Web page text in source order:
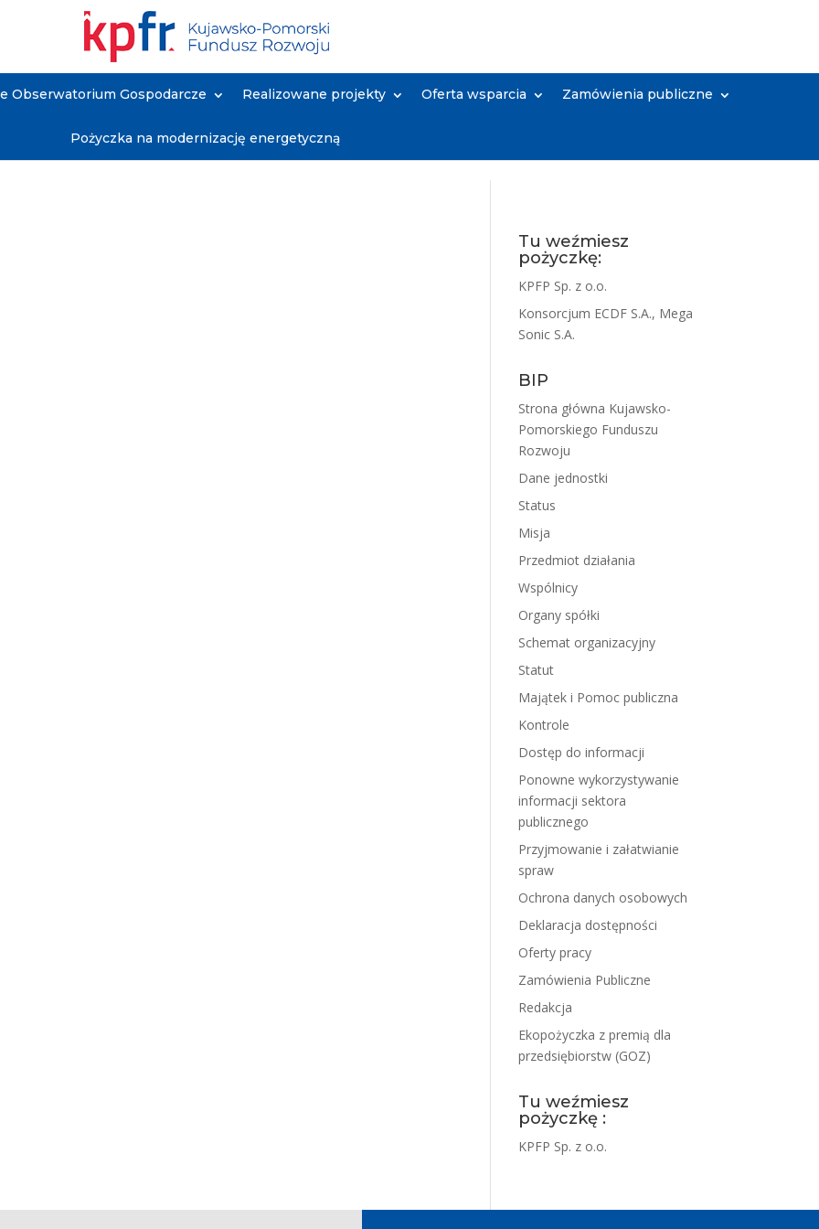
Obserwatorium Gospodarcze Realizowane projekty Oferta wsparcia Zamówienia publiczne
Pożyczka na modernizację energetyczną
Tu weźmiesz
pożyczkę:
KPFP Sp. z o.o.
Konsorcjum ECDF S.A., Mega
Sonic S.A.
BIP
Strona główna Kujawsko-
Pomorskiego Funduszu
Rozwoju
Dane jednostki
Status
Misja
Przedmiot działania
Wspólnicy
Organy spółki
Schemat organizacyjny
Statut
Majątek i Pomoc publiczna
Kontrole
Dostęp do informacji
Ponowne wykorzystywanie
informacji sektora
publicznego
Przyjmowanie i załatwianie
spraw
Ochrona danych osobowych
Deklaracja dostępności
Oferty pracy
Zamówienia Publiczne
Redakcja
Ekopożyczka z premią dla
przedsiębiorstw (GOZ)
Tu weźmiesz
pożyczkę :
KPFP Sp. z o.o.